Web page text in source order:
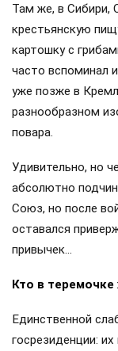
Там же, в Сибири,
крестьянскую
картошку с
часто вспоминал
уже позже в
разнообразном
повара.
Удивительно, но
абсолютно
Союз, но после
оставался
привычек…
Кто в теремочке
Единственной
госрезиденции: